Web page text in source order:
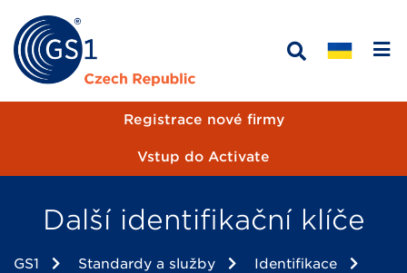
Registrace nové firmy
Vstup do Activate
Další identifikační klíče
GS1 Standardy a služby
Identifikace